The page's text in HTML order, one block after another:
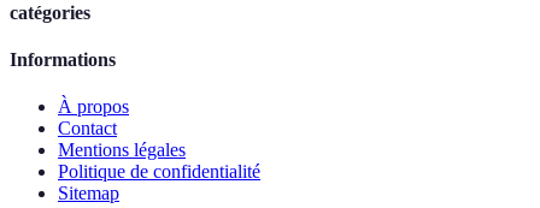
catégories
Informations
À propos
Contact
Mentions légales
Politique de confidentialité
Sitemap